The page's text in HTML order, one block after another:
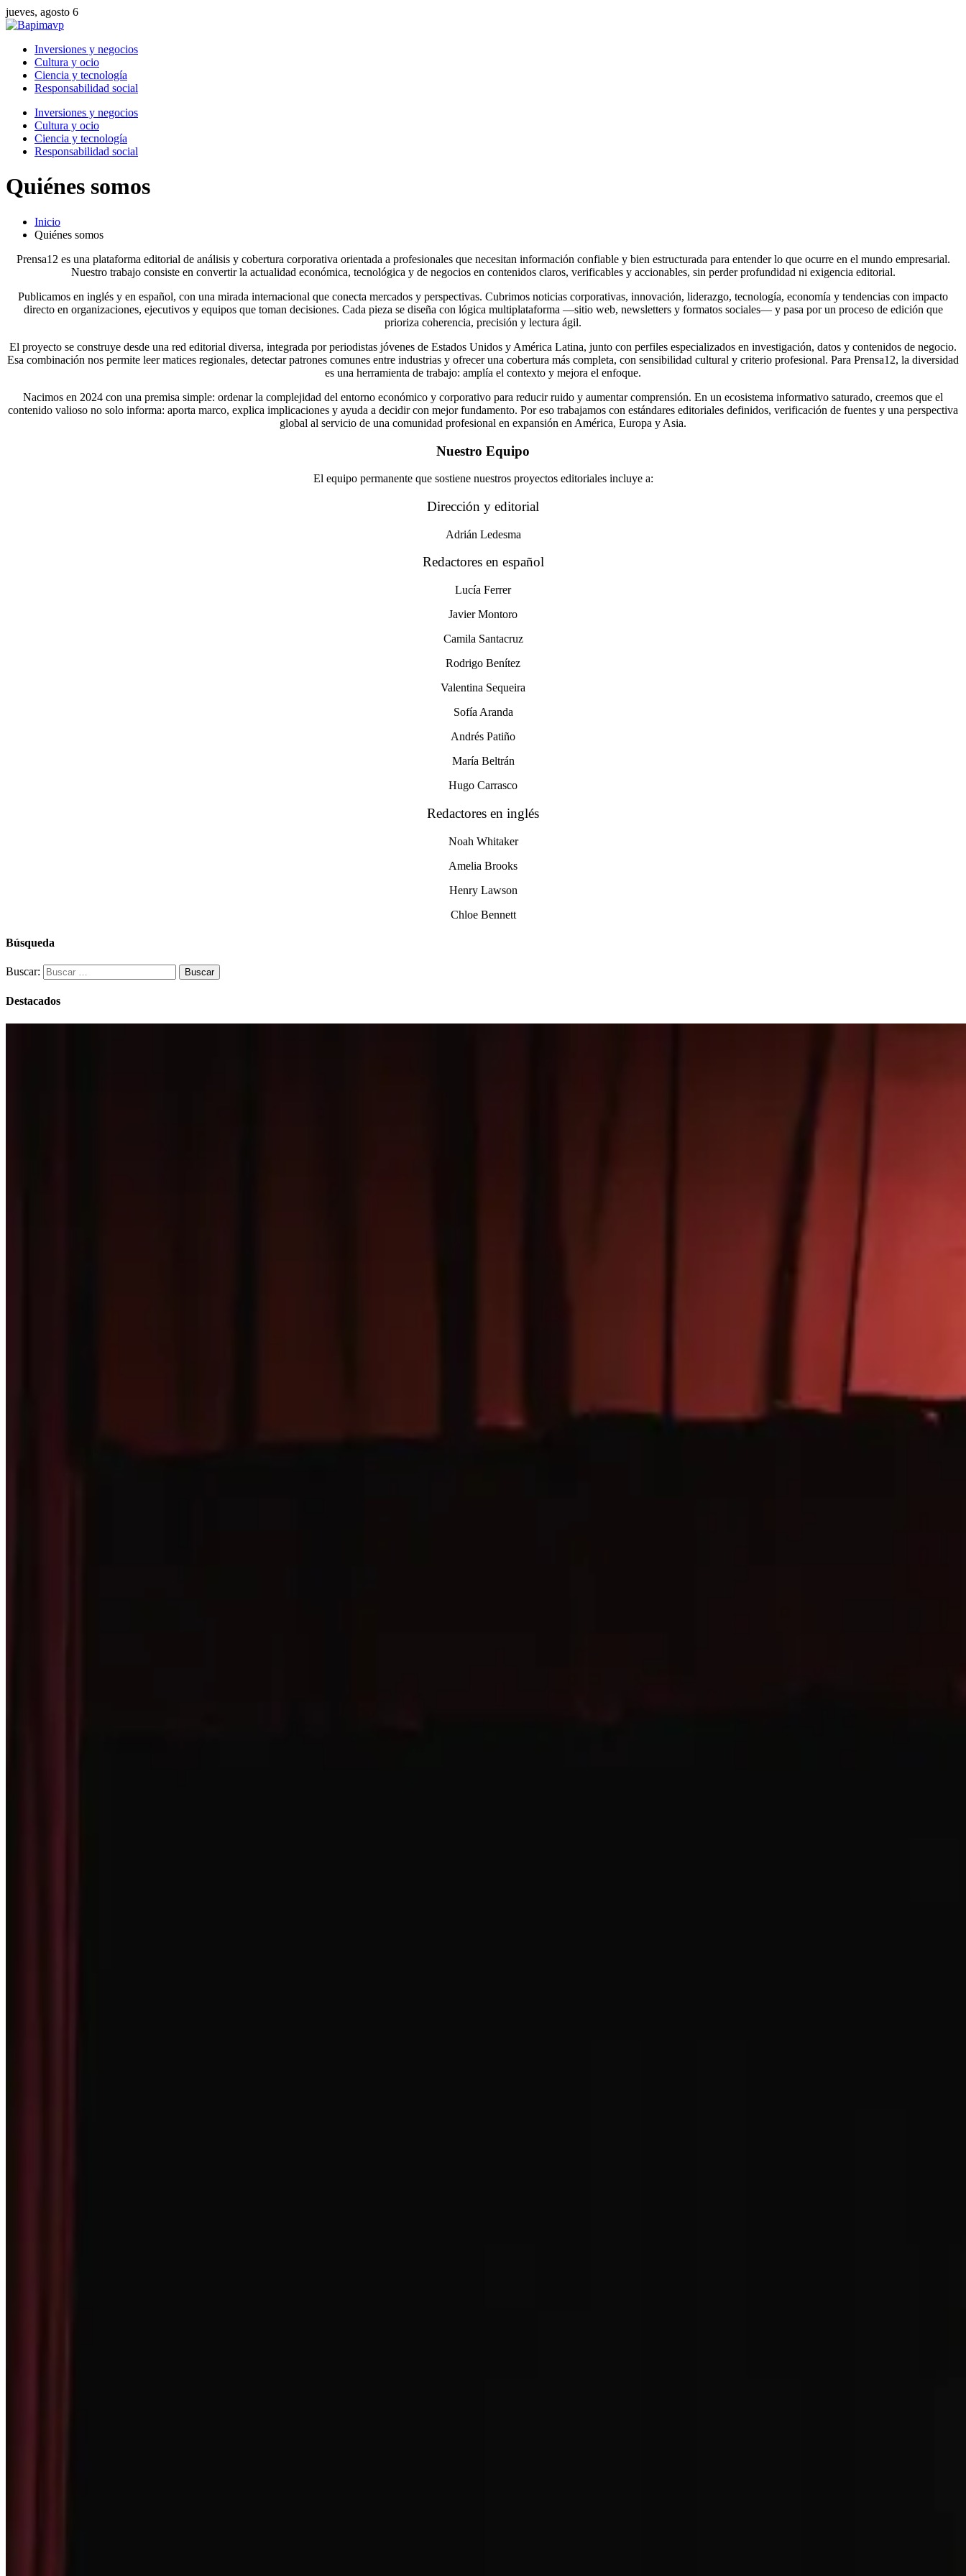
jueves, agosto 6
Inversiones y negocios
Cultura y ocio
Ciencia y tecnología
Responsabilidad social
Inversiones y negocios
Cultura y ocio
Ciencia y tecnología
Responsabilidad social
Quiénes somos
Inicio
Quiénes somos
Prensa12 es una plataforma editorial de análisis y cobertura corporativa orientada a profesionales que necesitan información confiable y bien estructurada para entender lo que ocurre en el mundo empresarial.
Nuestro trabajo consiste en convertir la actualidad económica, tecnológica y de negocios en contenidos claros, verificables y accionables, sin perder profundidad ni exigencia editorial.
Publicamos en inglés y en español, con una mirada internacional que conecta mercados y perspectivas. Cubrimos noticias corporativas, innovación, liderazgo, tecnología, economía y tendencias con impacto
directo en organizaciones, ejecutivos y equipos que toman decisiones. Cada pieza se diseña con lógica multiplataforma —sitio web, newsletters y formatos sociales— y pasa por un proceso de edición que
prioriza coherencia, precisión y lectura ágil.
El proyecto se construye desde una red editorial diversa, integrada por periodistas jóvenes de Estados Unidos y América Latina, junto con perfiles especializados en investigación, datos y contenidos de negocio.
Esa combinación nos permite leer matices regionales, detectar patrones comunes entre industrias y ofrecer una cobertura más completa, con sensibilidad cultural y criterio profesional. Para Prensa12, la diversidad
es una herramienta de trabajo: amplía el contexto y mejora el enfoque.
Nacimos en 2024 con una premisa simple: ordenar la complejidad del entorno económico y corporativo para reducir ruido y aumentar comprensión. En un ecosistema informativo saturado, creemos que el
contenido valioso no solo informa: aporta marco, explica implicaciones y ayuda a decidir con mejor fundamento. Por eso trabajamos con estándares editoriales definidos, verificación de fuentes y una perspectiva
global al servicio de una comunidad profesional en expansión en América, Europa y Asia.
Nuestro Equipo
El equipo permanente que sostiene nuestros proyectos editoriales incluye a:
Dirección y editorial
Adrián Ledesma
Redactores en español
Lucía Ferrer
Javier Montoro
Camila Santacruz
Rodrigo Benítez
Valentina Sequeira
Sofía Aranda
Andrés Patiño
María Beltrán
Hugo Carrasco
Redactores en inglés
Noah Whitaker
Amelia Brooks
Henry Lawson
Chloe Bennett
Búsqueda
Buscar:
Destacados